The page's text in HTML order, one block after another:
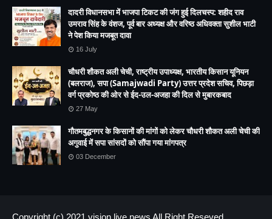
दादरी विधानसभा में भाजपा टिकट की जंग हुई दिलचस्प: शहीद राव
उमराव सिंह के वंशज, पूर्व बार अध्यक्ष और वरिष्ठ अधिवक्ता सुशील भाटी
ने पेश किया मजबूत दावा
चौधरी शौकत अली चेची, राष्ट्रीय उपाध्यक्ष, भारतीय किसान यूनियन
(बलराज), सपा (Samajwadi Party) उत्तर प्रदेश सचिव, पिछड़ा
वर्ग प्रकोष्ठ की ओर से ईद-उल-अजहा की दिल से मुबारकबाद
गौतमबुद्धनगर के किसानों की मांगों को लेकर चौधरी शौकत अली चेची की
अगुवाई में सपा सांसदों को सौंपा गया मांगपत्र
Copyright (c) 2021 vision live news All Right Reseved